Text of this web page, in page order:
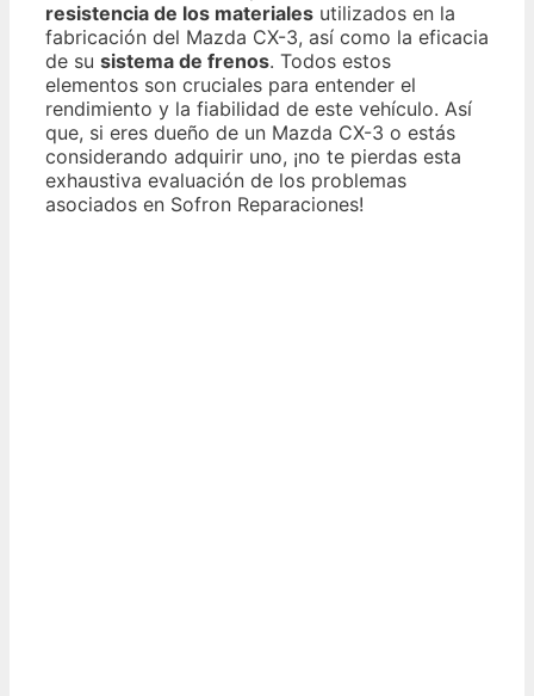
resistencia de los materiales utilizados en la
fabricación del Mazda CX-3, así como la eficacia
de su sistema de frenos. Todos estos
elementos son cruciales para entender el
rendimiento y la fiabilidad de este vehículo. Así
que, si eres dueño de un Mazda CX-3 o estás
considerando adquirir uno, ¡no te pierdas esta
exhaustiva evaluación de los problemas
asociados en Sofron Reparaciones!